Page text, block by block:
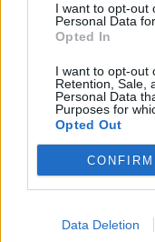
I want to opt-out
Personal Data
Opted In
I want to opt-out
Retention, Sale,
Personal Data
Purposes for
Opted Out
CONFIRM
Data Deletion
Bódi Ábel
miatt